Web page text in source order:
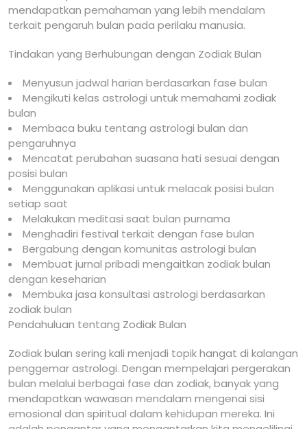
mendapatkan pemahaman yang lebih mendalam
terkait pengaruh bulan pada perilaku manusia.
Tindakan yang Berhubungan dengan Zodiak Bulan
Menyusun jadwal harian berdasarkan fase bulan
Mengikuti kelas astrologi untuk memahami zodiak
bulan
Membaca buku tentang astrologi bulan dan
pengaruhnya
Mencatat perubahan suasana hati sesuai dengan
posisi bulan
Menggunakan aplikasi untuk melacak posisi bulan
setiap saat
Melakukan meditasi saat bulan purnama
Menghadiri festival terkait dengan fase bulan
Bergabung dengan komunitas astrologi bulan
Membuat jurnal pribadi mengaitkan zodiak bulan
dengan keseharian
Membuka jasa konsultasi astrologi berdasarkan
zodiak bulan
Pendahuluan tentang Zodiak Bulan
Zodiak bulan sering kali menjadi topik hangat di kalangan
penggemar astrologi. Dengan mempelajari pergerakan
bulan melalui berbagai fase dan zodiak, banyak yang
mendapatkan wawasan mendalam mengenai sisi
emosional dan spiritual dalam kehidupan mereka. Ini